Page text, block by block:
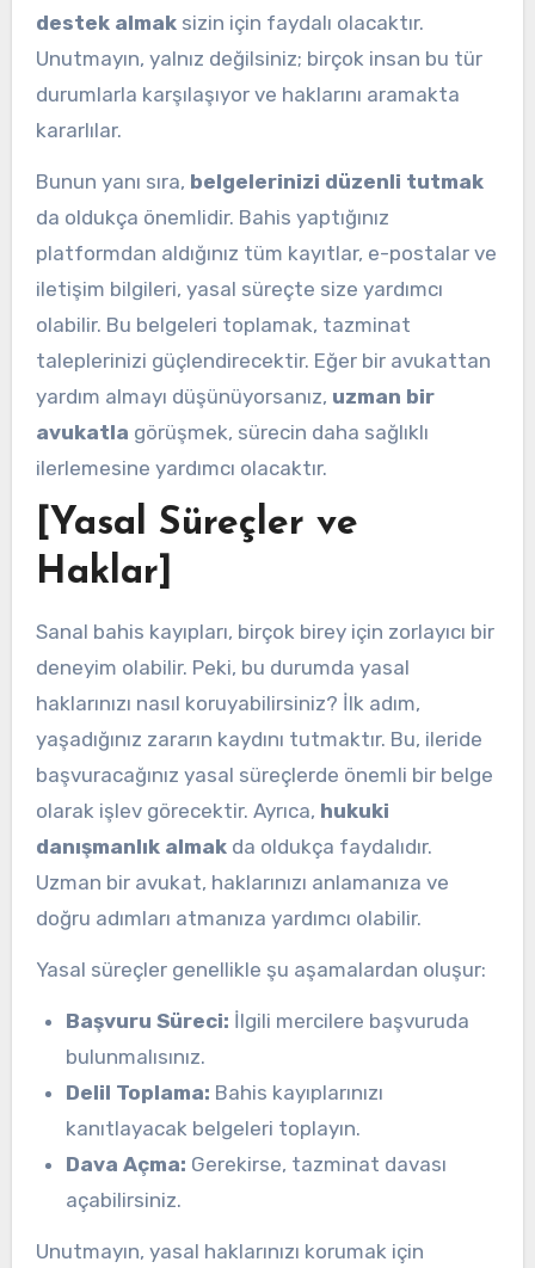
destek almaksizin için faydalı olacaktır.
Unutmayın, yalnız değilsiniz; birçok insan bu tür
durumlarla karşılaşıyor ve haklarını aramakta
kararlılar.
Bunun yanı sıra, belgelerinizi düzenli tutmak
da oldukça önemlidir. Bahis yaptığınız
platformdan aldığınız tüm kayıtlar, e-postalar ve
iletişim bilgileri, yasal süreçte size yardımcı
olabilir. Bu belgeleri toplamak, tazminat
taleplerinizi güçlendirecektir. Eğer bir avukattan
yardım almayı düşünüyorsanız, uzman bir
avukatla görüşmek, sürecin daha sağlıklı
ilerlemesine yardımcı olacaktır.
[Yasal Süreçler ve
Haklar]
Sanal bahis kayıpları, birçok birey için zorlayıcı bir
deneyim olabilir. Peki, bu durumda yasal
haklarınızı nasıl koruyabilirsiniz? İlk adım,
yaşadığınız zararın kaydını tutmaktır. Bu, ileride
başvuracağınız yasal süreçlerde önemli bir belge
olarak işlev görecektir. Ayrıca, hukuki
danışmanlık almakda oldukça faydalıdır.
Uzman bir avukat, haklarınızı anlamanıza ve
doğru adımları atmanıza yardımcı olabilir.
Yasal süreçler genellikle şu aşamalardan oluşur:
Başvuru Süreci: İlgili mercilere başvuruda
bulunmalısınız.
Delil Toplama: Bahis kayıplarınızı
kanıtlayacak belgeleri toplayın.
Dava Açma: Gerekirse, tazminat davası
açabilirsiniz.
Unutmayın, yasal haklarınızı korumak için